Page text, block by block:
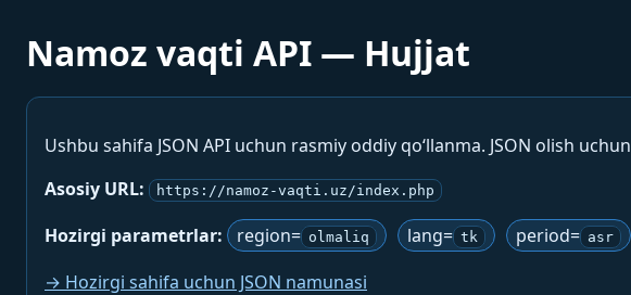
Namoz vaqti API — Hujjat
Ushbu sahifa JSON API uchun rasmiy oddiy qo‘llanma. JSON olish uchun
Asosiy URL:
https://namoz-vaqti.uz/index.php
Hozirgi parametrlar: region= olmaliq lang= tk period= asr
→ Hozirgi sahifa uchun JSON namunasi